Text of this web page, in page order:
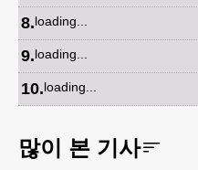
8.loading...
9.loading...
10.loading...
많이 본 기사